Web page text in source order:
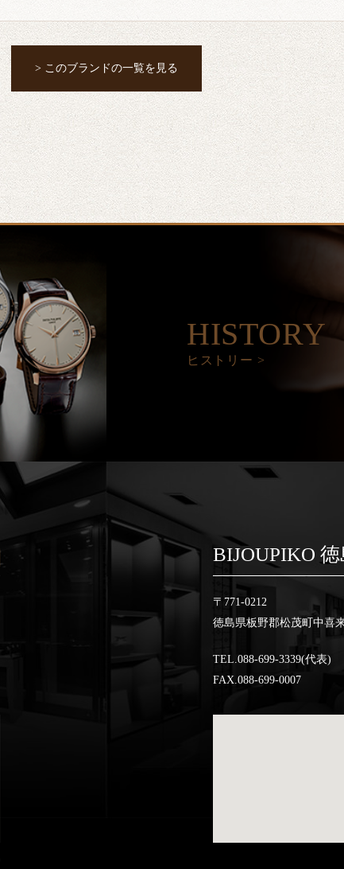
> このブランドの一覧を見る
HISTORY
ヒストリー >
BIJOUPIKO
〒771-0212
徳島県板野郡松茂町中喜
TEL.088-699-3339(代表)
FAX.088-699-0007